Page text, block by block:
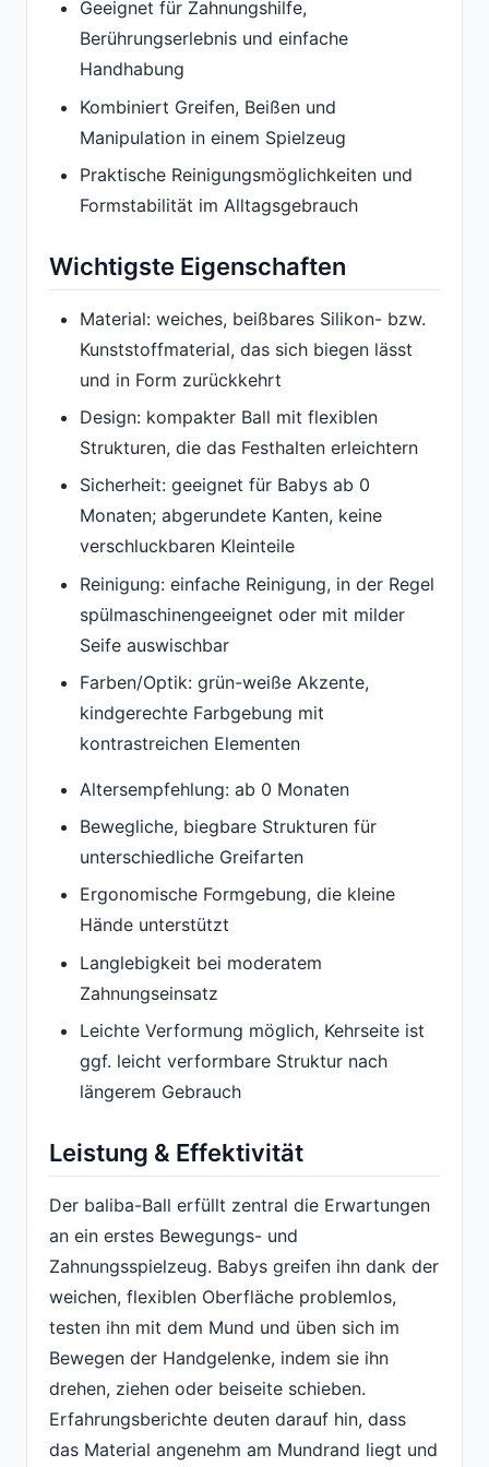
Geeignet für Zahnungshilfe,
Berührungserlebnis und einfache
Handhabung
Kombiniert Greifen, Beißen und
Manipulation in einem Spielzeug
Praktische Reinigungsmöglichkeiten und
Formstabilität im Alltagsgebrauch
Wichtigste Eigenschaften
Material: weiches, beißbares Silikon- bzw.
Kunststoffmaterial, das sich biegen lässt
und in Form zurückkehrt
Design: kompakter Ball mit flexiblen
Strukturen, die das Festhalten erleichtern
Sicherheit: geeignet für Babys ab 0
Monaten; abgerundete Kanten, keine
verschluckbaren Kleinteile
Reinigung: einfache Reinigung, in der Regel
spülmaschinengeeignet oder mit milder
Seife auswischbar
Farben/Optik: grün-weiße Akzente,
kindgerechte Farbgebung mit
kontrastreichen Elementen
Altersempfehlung: ab 0 Monaten
Bewegliche, biegbare Strukturen für
unterschiedliche Greifarten
Ergonomische Formgebung, die kleine
Hände unterstützt
Langlebigkeit bei moderatem
Zahnungseinsatz
Leichte Verformung möglich, Kehrseite ist
ggf. leicht verformbare Struktur nach
längerem Gebrauch
Leistung & Effektivität
Der baliba-Ball erfüllt zentral die Erwartungen
an ein erstes Bewegungs- und
Zahnungsspielzeug. Babys greifen ihn dank der
weichen, flexiblen Oberfläche problemlos,
testen ihn mit dem Mund und üben sich im
Bewegen der Handgelenke, indem sie ihn
drehen, ziehen oder beiseite schieben.
Erfahrungsberichte deuten darauf hin, dass
das Material angenehm am Mundrand liegt und